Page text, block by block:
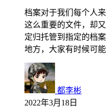
档案对于我们每个人
这么重要的文件，却
定归托管到指定的档
地方，大家有时候可
都李彬
2022年3月18日